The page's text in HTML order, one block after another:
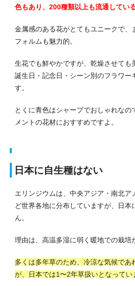
色もあり、200種類以上も流通してい
金属感のある花がとてもユニークで、
フォルムも魅力的。
生花でも鮮やかですが、乾燥させても
誕生日・記念日・シーン別のフラワー
す。
とくに青色はシャープでおしゃれなの
メントの花材におすすめですよ。
日本に自生種はない
エリンジウムは、中央アジア・南北ア
ど世界各地に分布していますが、日本
ん。
理由は、高温多湿に弱く暖地での栽培
多くは多年草のため、冷涼な気候であ
が、日本では1〜2年草扱いとなってい